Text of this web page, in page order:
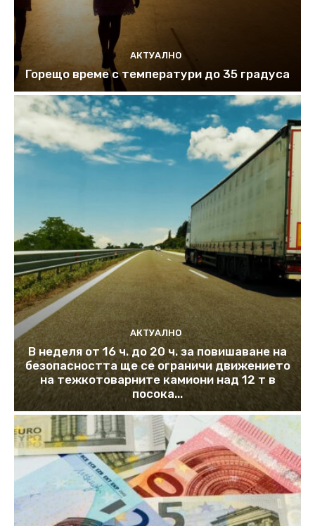
АКТУАЛНО
Горещо време с температури до 35 градуса
АКТУАЛНО
В неделя от 16 ч. до 20 ч. за повишаване на
безопасността ще се ограничи движението
на тежкотоварните камиони над 12 т в
посока...